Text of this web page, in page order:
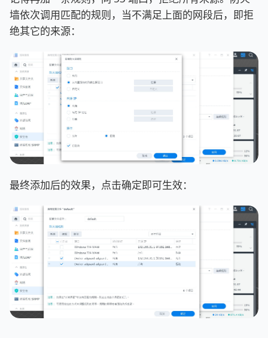
墙依次调用匹配的规则，当不满足上面的网段后，即拒
绝其它的来源：
最终添加后的效果，点击确定即可生效：